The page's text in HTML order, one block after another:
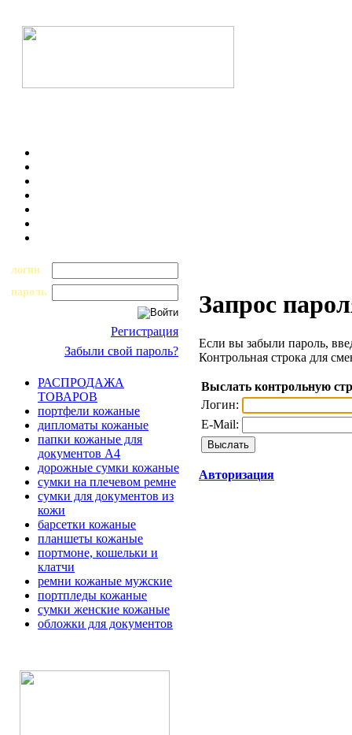
логин
пароль
Регистрация
Забыли свой пароль?
РАСПРОДАЖА
ТОВАРОВ
портфели кожаные
дипломаты кожаные
папки кожаные для
документов А4
дорожные сумки кожаные
сумки на плечевом ремне
сумки для документов из
кожи
барсетки кожаные
планшеты кожаные
портмоне, кошельки и
клатчи
ремни кожаные мужские
портпледы кожаные
сумки женские кожаные
обложки для документов
Запрос
Если вы забыли пароль,
Контрольная строка для
Выслать контрольную
Логин:
E-Mail:
Авторизация